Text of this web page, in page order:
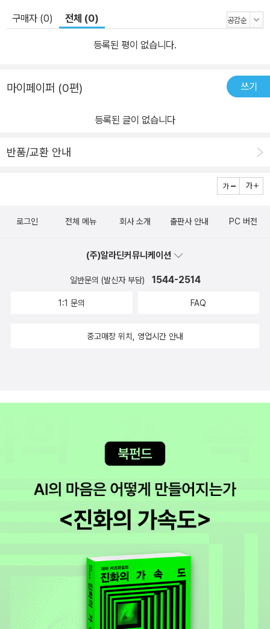
구매자 (0) 전체 (0)
등록된 평이 없습니다.
마이페이퍼 (0편) 쓰기
등록된 글이 없습니다
반품/교환 안내
로그인 전체 메뉴 회사 소개 출판사 안내 PC 버전
(주)알라딘커뮤니케이션
일반문의 (발신자 부담) 1544-2514
1:1 문의 FAQ
중고매장 위치, 영업시간 안내